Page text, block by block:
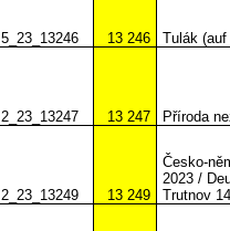
5_23_13246 13 246 Tulák (auf
2_23_13247 13 247 Příroda
2_23_13249 13 249
Česko-
2023 /
Trutnov